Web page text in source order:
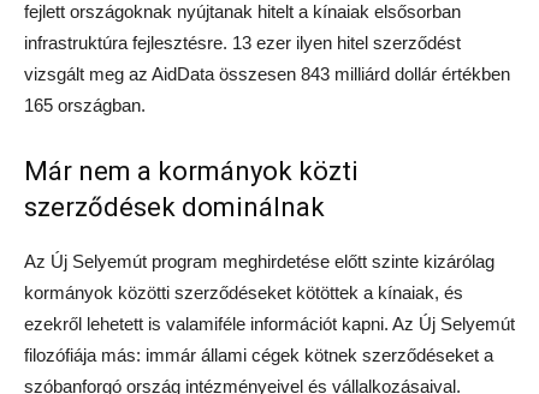
fejlett országoknak nyújtanak hitelt a kínaiak elsősorban
infrastruktúra fejlesztésre. 13 ezer ilyen hitel szerződést
vizsgált meg az AidData összesen 843 milliárd dollár értékben
165 országban.
Már nem a kormányok közti
szerződések dominálnak
Az Új Selyemút program meghirdetése előtt szinte kizárólag
kormányok közötti szerződéseket kötöttek a kínaiak, és
ezekről lehetett is valamiféle információt kapni. Az Új Selyemút
filozófiája más: immár állami cégek kötnek szerződéseket a
szóbanforgó ország intézményeivel és vállalkozásaival.